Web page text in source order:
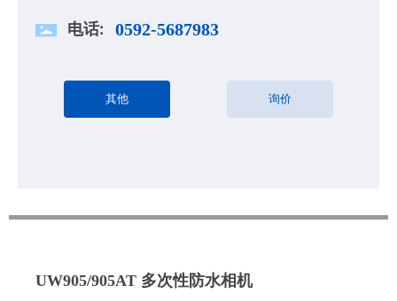
电话: 0592-5687983
其他 询价
UW905/905AT 多次性防水相机